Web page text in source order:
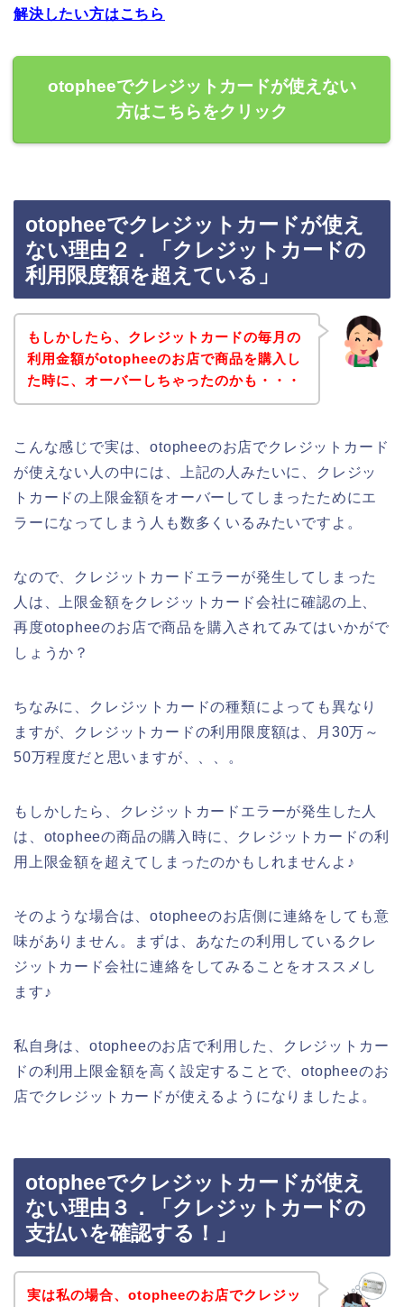
解決したい方はこちら
otopheeでクレジットカードが使えない
方はこちらをクリック
otopheeでクレジットカードが使え
ない理由２．「クレジットカードの
利用限度額を超えている」
もしかしたら、クレジットカードの毎月の
利用金額がotopheeのお店で商品を購入し
た時に、オーバーしちゃったのかも・・・
こんな感じで実は、otopheeのお店でクレジットカード
が使えない人の中には、上記の人みたいに、クレジッ
トカードの上限金額をオーバーしてしまったためにエ
ラーになってしまう人も数多くいるみたいですよ。
なので、クレジットカードエラーが発生してしまった
人は、上限金額をクレジットカード会社に確認の上、
再度otopheeのお店で商品を購入されてみてはいかがで
しょうか？
ちなみに、クレジットカードの種類によっても異なり
ますが、クレジットカードの利用限度額は、月30万～
50万程度だと思いますが、、、。
もしかしたら、クレジットカードエラーが発生した人
は、otopheeの商品の購入時に、クレジットカードの利
用上限金額を超えてしまったのかもしれませんよ♪
そのような場合は、otopheeのお店側に連絡をしても意
味がありません。まずは、あなたの利用しているクレ
ジットカード会社に連絡をしてみることをオススメし
ます♪
私自身は、otopheeのお店で利用した、クレジットカー
ドの利用上限金額を高く設定することで、otopheeのお
店でクレジットカードが使えるようになりましたよ。
otopheeでクレジットカードが使え
ない理由３．「クレジットカードの
支払いを確認する！」
実は私の場合、otopheeのお店でクレジッ